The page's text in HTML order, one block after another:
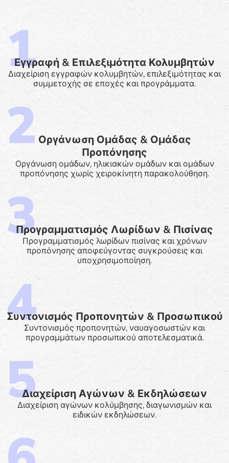
Εγγραφή & Επιλεξιμότητα Κολυμβητών
Διαχείριση εγγραφών κολυμβητών, επιλεξιμότητας και
συμμετοχής σε εποχές και προγράμματα.
Οργάνωση Ομάδας & Ομάδας
Προπόνησης
Οργάνωση ομάδων, ηλικιακών ομάδων και ομάδων
προπόνησης χωρίς χειροκίνητη παρακολούθηση.
Προγραμματισμός Λωρίδων & Πισίνας
Προγραμματισμός λωρίδων πισίνας και χρόνων
προπόνησης αποφεύγοντας συγκρούσεις και
υποχρησιμοποίηση.
Συντονισμός Προπονητών & Προσωπικού
Συντονισμός προπονητών, ναυαγοσωστών και
προγραμμάτων προσωπικού αποτελεσματικά.
Διαχείριση Αγώνων & Εκδηλώσεων
Διαχείριση αγώνων κολύμβησης, διαγωνισμών και
ειδικών εκδηλώσεων.